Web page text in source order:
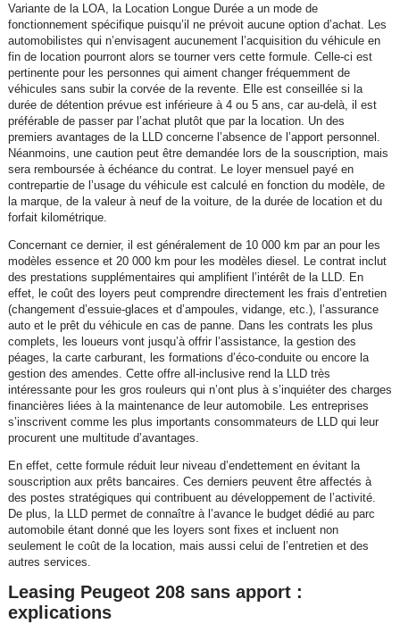
Variante de la LOA, la Location Longue Durée a un mode de
fonctionnement spécifique puisqu’il ne prévoit aucune option d’achat. Les
automobilistes qui n’envisagent aucunement l’acquisition du véhicule en
fin de location pourront alors se tourner vers cette formule. Celle-ci est
pertinente pour les personnes qui aiment changer fréquemment de
véhicules sans subir la corvée de la revente. Elle est conseillée si la
durée de détention prévue est inférieure à 4 ou 5 ans, car au-delà, il est
préférable de passer par l’achat plutôt que par la location. Un des
premiers avantages de la LLD concerne l’absence de l’apport personnel.
Néanmoins, une caution peut être demandée lors de la souscription, mais
sera remboursée à échéance du contrat. Le loyer mensuel payé en
contrepartie de l’usage du véhicule est calculé en fonction du modèle, de
la marque, de la valeur à neuf de la voiture, de la durée de location et du
forfait kilométrique.
Concernant ce dernier, il est généralement de 10 000 km par an pour les
modèles essence et 20 000 km pour les modèles diesel. Le contrat inclut
des prestations supplémentaires qui amplifient l’intérêt de la LLD. En
effet, le coût des loyers peut comprendre directement les frais d’entretien
(changement d’essuie-glaces et d’ampoules, vidange, etc.), l’assurance
auto et le prêt du véhicule en cas de panne. Dans les contrats les plus
complets, les loueurs vont jusqu’à offrir l’assistance, la gestion des
péages, la carte carburant, les formations d’éco-conduite ou encore la
gestion des amendes. Cette offre all-inclusive rend la LLD très
intéressante pour les gros rouleurs qui n’ont plus à s’inquiéter des charges
financières liées à la maintenance de leur automobile. Les entreprises
s’inscrivent comme les plus importants consommateurs de LLD qui leur
procurent une multitude d’avantages.
En effet, cette formule réduit leur niveau d’endettement en évitant la
souscription aux prêts bancaires. Ces derniers peuvent être affectés à
des postes stratégiques qui contribuent au développement de l’activité.
De plus, la LLD permet de connaître à l’avance le budget dédié au parc
automobile étant donné que les loyers sont fixes et incluent non
seulement le coût de la location, mais aussi celui de l’entretien et des
autres services.
Leasing Peugeot 208 sans apport :
explications